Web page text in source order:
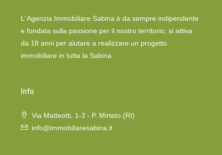
L’ Agenzia Immobiliare Sabina è da sempre indipendente
e fondata sulla passione per il nostro territorio, si attiva
da 18 anni per aiutare a realizzare un progetto
immobiliare in tutta la Sabina.
Info
Via Matteotti, 1-3 - P. Mirteto (RI)
info@immobiliaresabina.it